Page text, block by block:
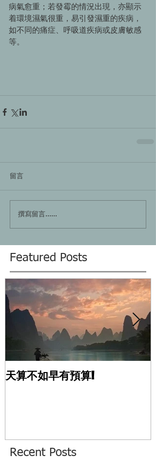
病氣愈重；若發霉的情況出現，亦顯示
着環境濕氣很重，易引發濕重的疾病，
如不同的痛症、呼吸道疾病或皮膚敏感
等。
留言
撰寫留言......
Featured Posts
天算不如早有預算!
Recent Posts